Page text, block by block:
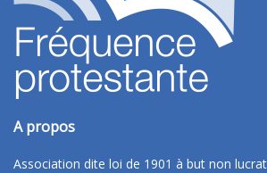
A propos
Association dite loi de 1901 à but non